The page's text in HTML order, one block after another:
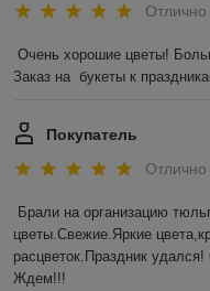
Отлично
Очень хорошие цветы!
Заказ на  букеты к
Покупатель
Отлично
Брали на организацию
цветы.Свежие.Яркие
расцветок.Праздник
Ждем!!!